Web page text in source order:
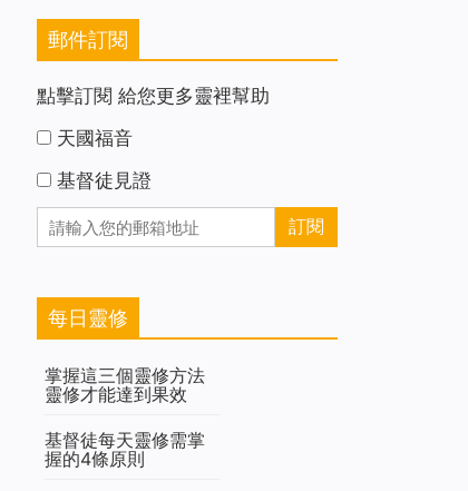
郵件訂閱
點擊訂閱 給您更多靈裡幫助
天國福音
基督徒見證
每日靈修
掌握這三個靈修方法
靈修才能達到果效
基督徒每天靈修需掌
握的4條原則